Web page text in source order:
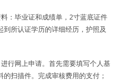
：毕业证和成绩单，2寸蓝底证件
到所认证学历的详细经历，护照及
行网上申请。首先需要填写个人基
扫描件。完成审核费用的支付；